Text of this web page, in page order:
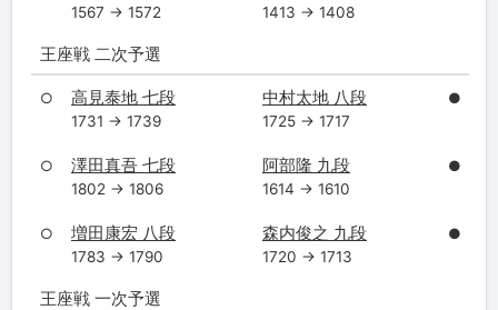
1567 → 1572 1413 → 1408
王座戦 二次予選
○ 高見泰地 七段
1731 → 1739
中村太地 八段
1725 → 1717
●
○ 澤田真吾 七段
1802 → 1806
阿部隆 九段
1614 → 1610
●
○ 増田康宏 八段
1783 → 1790
森内俊之 九段
1720 → 1713
●
王座戦 一次予選